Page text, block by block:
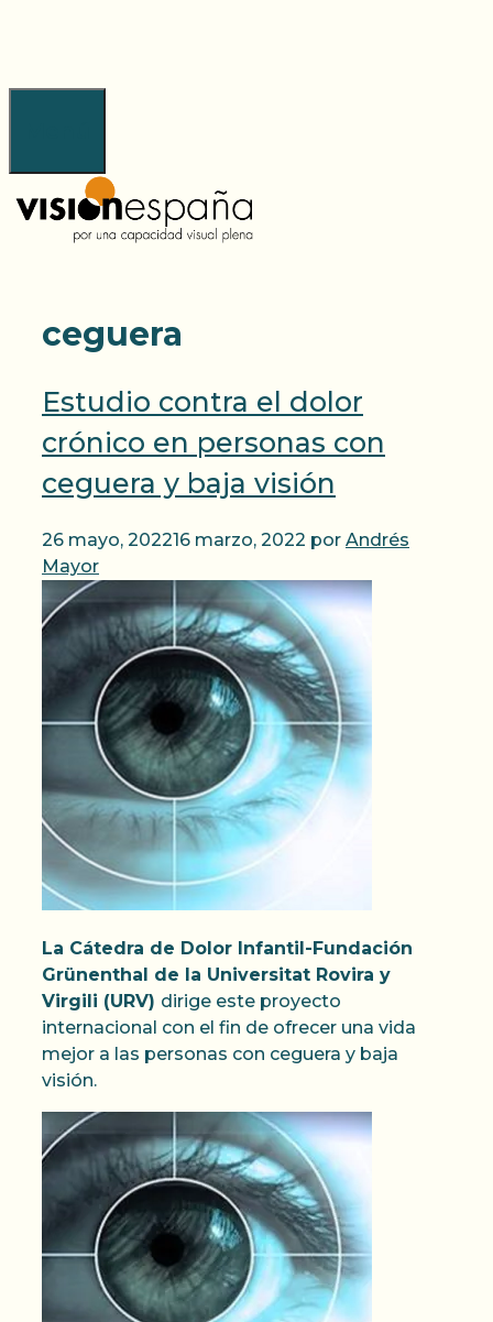
ceguera
Estudio contra el dolor
crónico en personas con
ceguera y baja visión
26 mayo, 202216 marzo, 2022 por Andrés
Mayor
La Cátedra de Dolor Infantil-Fundación
Grünenthal de la Universitat Rovira y
Virgili (URV) dirige este proyecto
internacional con el fin de ofrecer una vida
mejor a las personas con ceguera y baja
visión.